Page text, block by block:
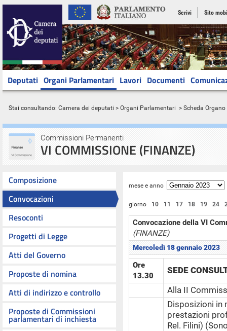
Scrivi Sito
Deputati Organi Parlamentari Lavori Documenti
Stai consultando: Camera dei deputati > Organi Parlamentari > Scheda Organo
Commissioni Permanenti
VI COMMISSIONE (FINANZE)
Composizione
Convocazioni
Resoconti
Progetti di Legge
Atti del Governo
Proposte di nomina
Atti di indirizzo e controllo
Proposte di Commissioni
parlamentari di inchiesta
mese e anno
giorno 10 11 17 18 19 24
Convocazione della VI
(FINANZE)
Mercoledì 18 gennaio 2023
Ore
13.30
SEDE
Alla II
Disposizioni in
prestazioni
Rel. Filini)